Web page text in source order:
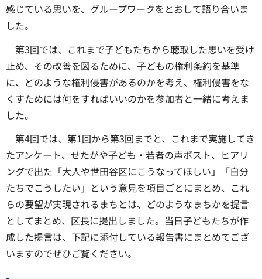
感じている思いを、グループワークをとおして語り合いま
した。
第3回では、これまで子どもたちから聴取した思いを受け
止め、その改善を図るために、子どもの権利条約を基準
に、どのような権利侵害があるのかを考え、権利侵害をな
くすためには何をすればいいのかを参加者と一緒に考えま
した。
第4回では、第1回から第3回までと、これまで実施してき
たアンケート、せたがや子ども・若者の声ポスト、ヒアリ
ングで出た「大人や世田谷区にこうなってほしい」「自分
たちでこうしたい」という意見を項目ごとにまとめ、これ
らの要望が実現されるまちとは、どのようなまちかを提言
としてまとめ、区長に提出しました。当日子どもたちが作
成した提言は、下記に添付している報告書にまとめてござ
いますのでぜひご覧ください。